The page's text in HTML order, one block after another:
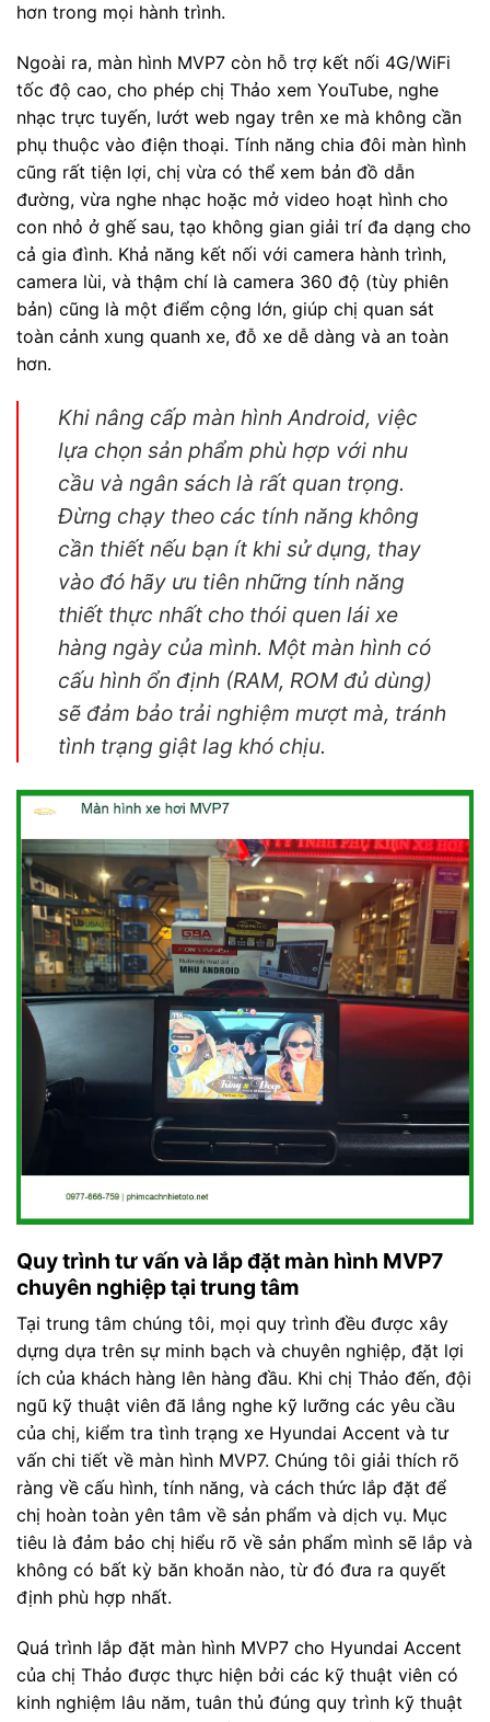
hơn trong mọi hành trình.
Ngoài ra, màn hình MVP7 còn hỗ trợ kết nối 4G/WiFi
tốc độ cao, cho phép chị Thảo xem YouTube, nghe
nhạc trực tuyến, lướt web ngay trên xe mà không cần
phụ thuộc vào điện thoại. Tính năng chia đôi màn hình
cũng rất tiện lợi, chị vừa có thể xem bản đồ dẫn
đường, vừa nghe nhạc hoặc mở video hoạt hình cho
con nhỏ ở ghế sau, tạo không gian giải trí đa dạng cho
cả gia đình. Khả năng kết nối với camera hành trình,
camera lùi, và thậm chí là camera 360 độ (tùy phiên
bản) cũng là một điểm cộng lớn, giúp chị quan sát
toàn cảnh xung quanh xe, đỗ xe dễ dàng và an toàn
hơn.
Khi nâng cấp màn hình Android, việc
lựa chọn sản phẩm phù hợp với nhu
cầu và ngân sách là rất quan trọng.
Đừng chạy theo các tính năng không
cần thiết nếu bạn ít khi sử dụng, thay
vào đó hãy ưu tiên những tính năng
thiết thực nhất cho thói quen lái xe
hàng ngày của mình. Một màn hình có
cấu hình ổn định (RAM, ROM đủ dùng)
sẽ đảm bảo trải nghiệm mượt mà, tránh
tình trạng giật lag khó chịu.
Quy trình tư vấn và lắp đặt màn hình MVP7
chuyên nghiệp tại trung tâm
Tại trung tâm chúng tôi, mọi quy trình đều được xây
dựng dựa trên sự minh bạch và chuyên nghiệp, đặt lợi
ích của khách hàng lên hàng đầu. Khi chị Thảo đến, đội
ngũ kỹ thuật viên đã lắng nghe kỹ lưỡng các yêu cầu
của chị, kiểm tra tình trạng xe Hyundai Accent và tư
vấn chi tiết về màn hình MVP7. Chúng tôi giải thích rõ
ràng về cấu hình, tính năng, và cách thức lắp đặt để
chị hoàn toàn yên tâm về sản phẩm và dịch vụ. Mục
tiêu là đảm bảo chị hiểu rõ về sản phẩm mình sẽ lắp và
không có bất kỳ băn khoăn nào, từ đó đưa ra quyết
định phù hợp nhất.
Quá trình lắp đặt màn hình MVP7 cho Hyundai Accent
của chị Thảo được thực hiện bởi các kỹ thuật viên có
kinh nghiệm lâu năm, tuân thủ đúng quy trình kỹ thuật